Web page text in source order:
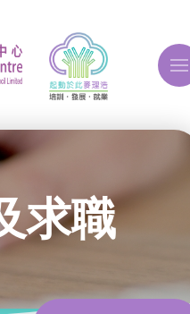
求職